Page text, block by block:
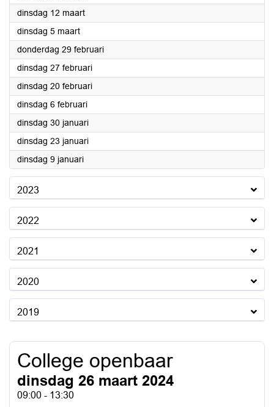
dinsdag 12 maart2024
dinsdag 5 maart2024
donderdag 29 februari2024
dinsdag 27 februari2024
dinsdag 20 februari2024
dinsdag 6 februari2024
dinsdag 30 januari2024
dinsdag 23 januari2024
dinsdag 9 januari2024
2023
2022
2021
2020
2019
College openbaar
dinsdag 26 maart 2024
09:00 - 13:30